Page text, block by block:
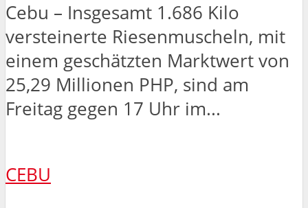
Cebu – Insgesamt 1.686 Kilo
versteinerte Riesenmuscheln, mit
einem geschätzten Marktwert von
25,29 Millionen PHP, sind am
Freitag gegen 17 Uhr im...
CEBU